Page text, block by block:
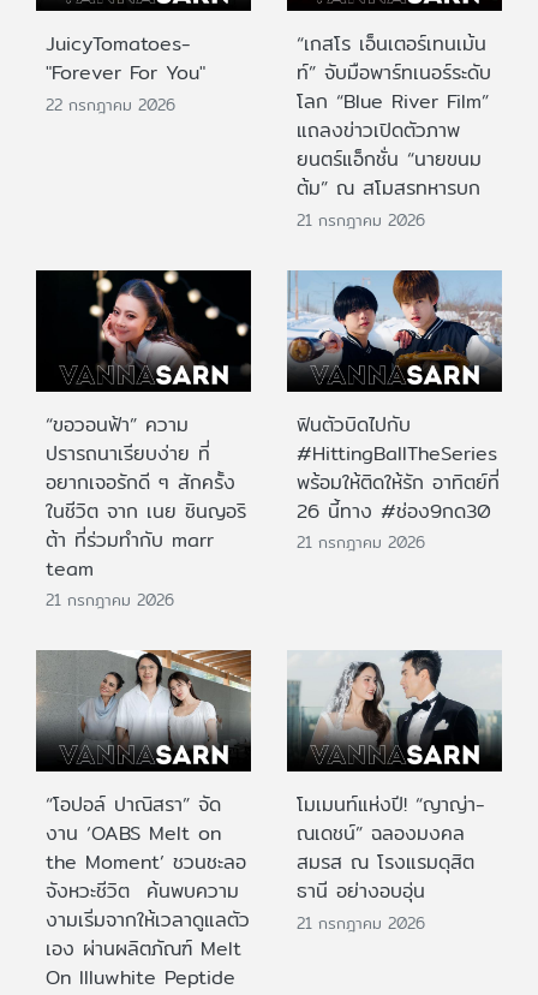
JuicyTomatoes-
"Forever For You"
22 กรกฎาคม 2026
“เกสโร เอ็นเตอร์เทนเม้น
ท์” จับมือพาร์ทเนอร์ระดับ
โลก “Blue River Film”
แถลงข่าวเปิดตัวภาพ
ยนตร์แอ็กชั่น “นายขนม
ต้ม” ณ สโมสรทหารบก
21 กรกฎาคม 2026
“ขอวอนฟ้า” ความ
ปรารถนาเรียบง่าย ที่
อยากเจอรักดี ๆ สักครั้ง
ในชีวิต จาก เนย ซินญอริ
ต้า ที่ร่วมทำกับ marr
team
21 กรกฎาคม 2026
ฟินตัวบิดไปกับ
#HittingBallTheSeries
พร้อมให้ติดให้รัก อาทิตย์ที่
26 นี้ทาง #ช่อง9กด30
21 กรกฎาคม 2026
“โอปอล์ ปาณิสรา” จัด
งาน ‘OABS Melt on
the Moment’ ชวนชะลอ
จังหวะชีวิต ค้นพบความ
งามเริ่มจากให้เวลาดูแลตัว
เอง ผ่านผลิตภัณฑ์ Melt
On Illuwhite Peptide
โมเมนท์แห่งปี! “ญาญ่า-
ณเดชน์” ฉลองมงคล
สมรส ณ โรงแรมดุสิต
ธานี อย่างอบอุ่น
21 กรกฎาคม 2026